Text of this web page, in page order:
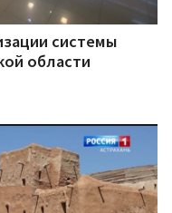
системы
области